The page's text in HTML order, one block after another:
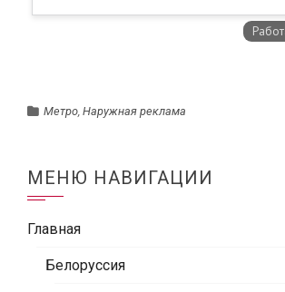
Метро, Наружная реклама
МЕНЮ НАВИГАЦИИ
Главная
Белоруссия